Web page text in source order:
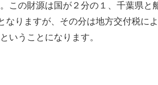
この財源は国が２分の１、千葉県と
なりますが、その分は地方交付税に
いうことになります。